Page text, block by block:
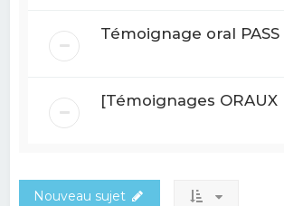
Témoignage oral PASS
[Témoignages ORAUX
Nouveau sujet